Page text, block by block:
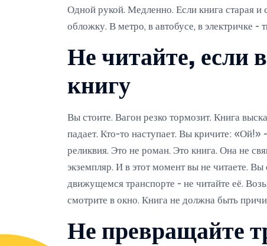
Одной рукой. Медленно. Если книга старая и
обложку. В метро, в автобусе, в электричке -
Не читайте, если
книгу
Вы стоите. Вагон резко тормозит. Книга
падает. Кто-то наступает. Вы кричите: «Ой!»
реликвия. Это не роман. Это книга. Она не
экземпляр. И в этот момент вы не читаете.
движущемся транспорте - не читайте её.
смотрите в окно. Книга не должна быть
Не превращайте